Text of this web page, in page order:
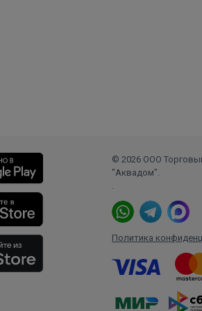
© 2026 ООО
"Аквадом".
.
Политика